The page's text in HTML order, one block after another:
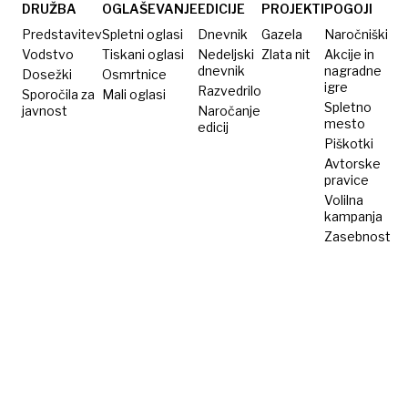
tematiko
DRUŽBA
Predstavitev
Vodstvo
Dosežki
Sporočila za
javnost
OGLAŠEVANJE
Spletni oglasi
Tiskani oglasi
Osmrtnice
Mali oglasi
EDICIJE
Dnevnik
Nedeljski
dnevnik
Razvedrilo
Naročanje
edicij
PROJEKTI
Gazela
Zlata nit
POGOJI
Naročniški
Akcije in
nagradne
igre
Spletno
mesto
Piškotki
Avtorske
pravice
Volilna
kampanja
Zasebnost